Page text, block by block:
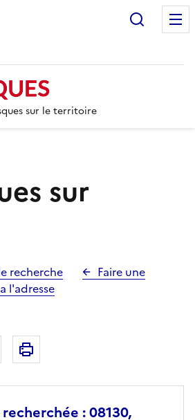
sur le territoire
sur
recherche
Faire une
l'adresse
par email
Copier dans le presse-papier
: 08130,